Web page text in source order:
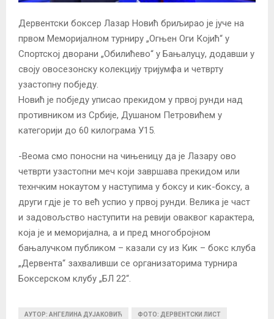
Дервентски боксер Лазар Новић бриљирао је јуче на
првом Меморијалном турниру „Огњен Оги Којић“ у
Спортској дворани „Обилићево“ у Бањалуцу, додавши у
своју овосезонску колекцију тријумфа и четврту
узастопну побједу.
Новић је побједу уписао прекидом у првој рунди над
противником из Србије, Душаном Петровићем у
категорији до 60 килограма У15.
-Веома смо поносни на чињеницу да је Лазару ово
четврти узастопни меч који завршава прекидом или
технчким нокаутом у наступима у боксу и кик-боксу, а
други гдје је то већ успио у првој рунди. Велика је част
и задовољство наступити на ревији оваквог карактера,
која је и меморијална, а и пред многобројном
бањалучком публиком – казали су из Кик – бокс клуба
„Дервента“ захваливши се организаторима турнира
Боксерском клубу „БЛ 22“.
АУТОР: АНГЕЛИНА ДУЈАКОВИЋ ФОТО: ДЕРВЕНТСКИ ЛИСТ